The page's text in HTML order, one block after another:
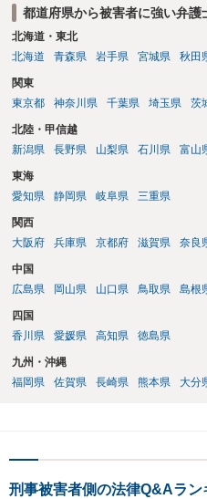
都道府県から被害者に強い弁護
北海道・東北
北海道
青森県 岩手県 宮城県 秋田
関東
東京都
神奈川県 千葉県 埼玉県 茨
北陸・甲信越
新潟県
長野県 山梨県 石川県 富山
東海
愛知県
静岡県 岐阜県 三重県
関西
大阪府
兵庫県 京都府 滋賀県 奈良
中国
広島県
岡山県 山口県 鳥取県 島根
四国
香川県
愛媛県 高知県 徳島県
九州・沖縄
福岡県
佐賀県 長崎県 熊本県 大分
刑事被害者側の法律Q&Aラン